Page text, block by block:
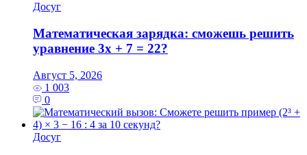
Досуг
Математическая зарядка: сможешь решить
уравнение 3x + 7 = 22?
Август 5, 2026
1 003
0
Досуг